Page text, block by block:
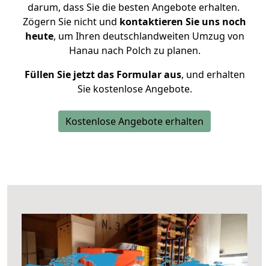
darum, dass Sie die besten Angebote erhalten.
Zögern Sie nicht und kontaktieren Sie uns noch
heute, um Ihren deutschlandweiten Umzug von
Hanau nach Polch zu planen.
Füllen Sie jetzt das Formular aus, und erhalten
Sie kostenlose Angebote.
Kostenlose Angebote erhalten